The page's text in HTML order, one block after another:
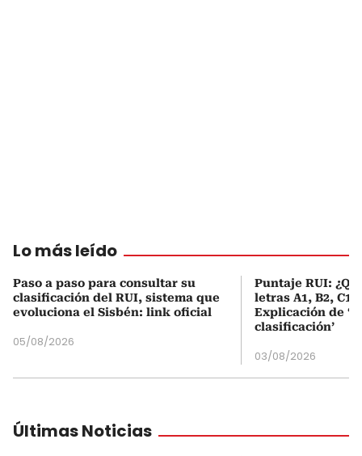
Lo más leído
Paso a paso para consultar su
clasificación del RUI, sistema que
evoluciona el Sisbén: link oficial
05/08/2026
Puntaje RUI:
letras A1, B2, C1
Explicación de
clasificación’
03/08/2026
Últimas Noticias